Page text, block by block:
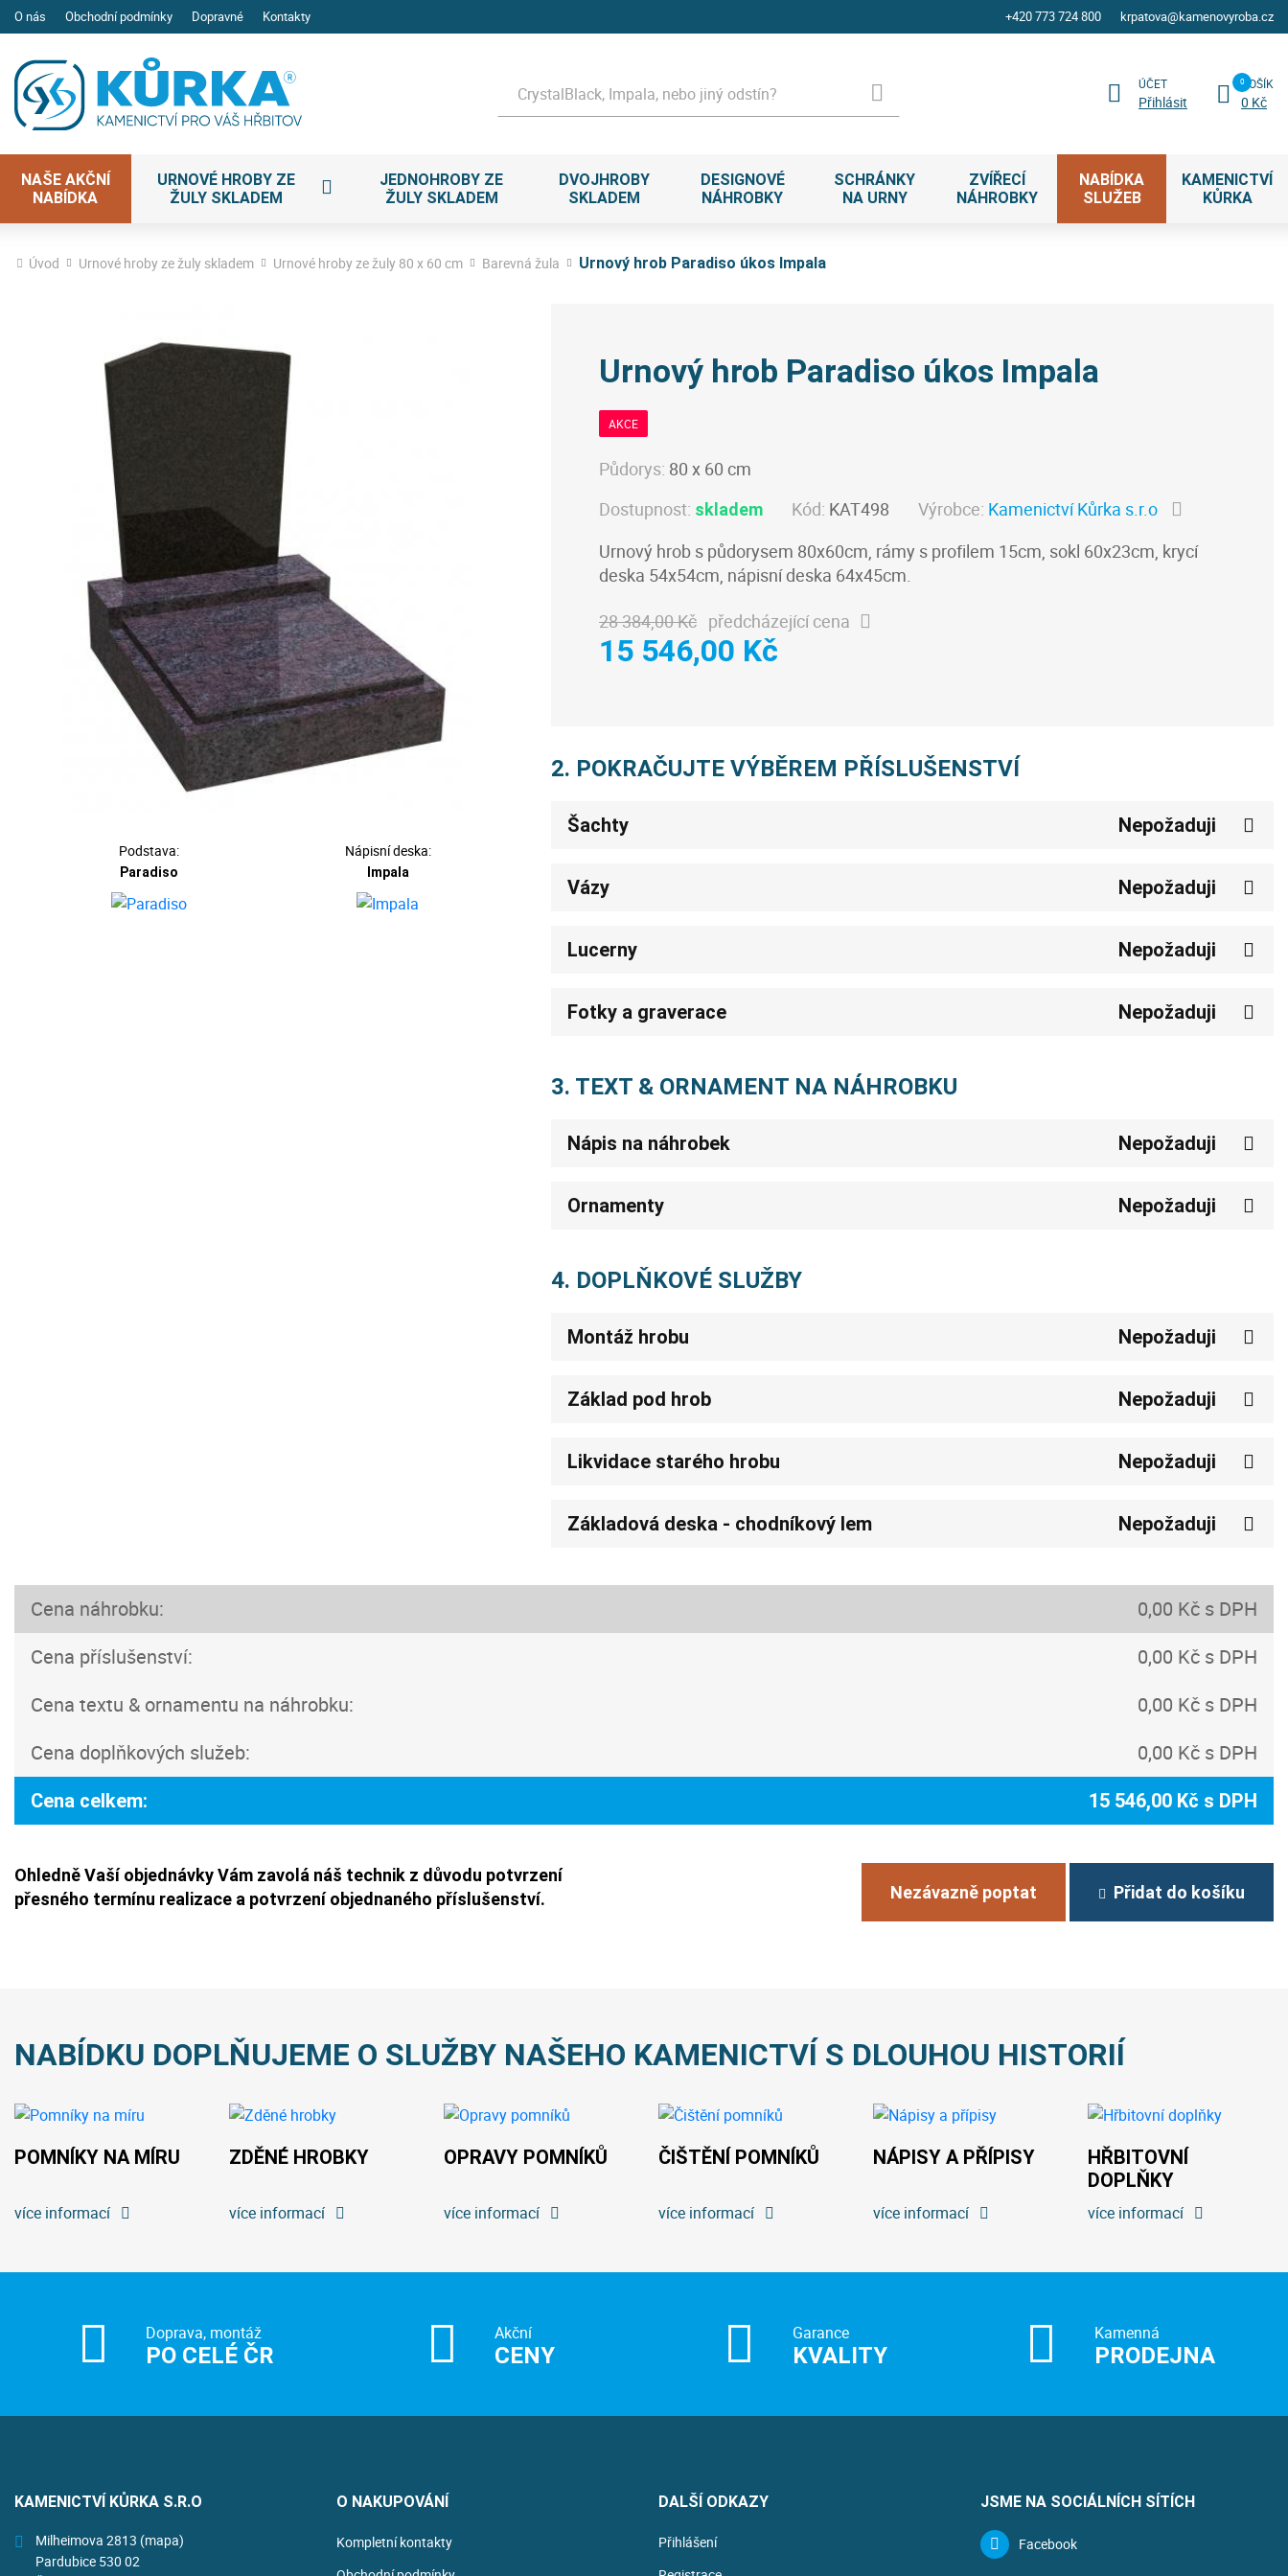
O nás Obchodní podmínky Dopravné Kontakty +420 773 724 800 krpatova@kamenovyroba.cz
ÚČET
Přihlásit
KOŠÍK
0 Kč
NAŠE AKČNÍ
NABÍDKA
URNOVÉ HROBY ZE
ŽULY SKLADEM
JEDNOHROBY ZE
ŽULY SKLADEM
DVOJHROBY
SKLADEM
DESIGNOVÉ
NÁHROBKY
SCHRÁNKY
NA URNY
ZVÍŘECÍ
NÁHROBKY
NABÍDKA
SLUŽEB
KAMENICTVÍ
KŮRKA
Úvod Urnové hroby ze žuly skladem Urnové hroby ze žuly 80 x 60 cm Barevná žula Urnový hrob Paradiso úkos Impala
Podstava:
Paradiso
Nápisní deska:
Impala
Urnový hrob Paradiso úkos Impala
AKCE
Půdorys: 80 x 60 cm
Dostupnost: skladem Kód: KAT498 Výrobce: Kamenictví Kůrka s.r.o
Urnový hrob s půdorysem 80x60cm, rámy s profilem 15cm, sokl 60x23cm, krycí
deska 54x54cm, nápisní deska 64x45cm.
28 384,00 Kč předcházející cena
15 546,00 Kč
2. POKRAČUJTE VÝBĚREM PŘÍSLUŠENSTVÍ
Šachty Nepožaduji
Vázy Nepožaduji
Lucerny Nepožaduji
Fotky a graverace Nepožaduji
3. TEXT & ORNAMENT NA NÁHROBKU
Nápis na náhrobek Nepožaduji
Ornamenty Nepožaduji
4. DOPLŇKOVÉ SLUŽBY
Montáž hrobu Nepožaduji
Základ pod hrob Nepožaduji
Likvidace starého hrobu Nepožaduji
Základová deska - chodníkový lem Nepožaduji
Cena náhrobku:
0,00 Kč s DPH
Cena příslušenství:
0,00 Kč s DPH
Cena textu & ornamentu na náhrobku:
0,00 Kč s DPH
Cena doplňkových služeb:
0,00 Kč s DPH
Cena celkem: 15 546,00 Kč s DPH
Ohledně Vaší objednávky Vám zavolá náš technik z důvodu potvrzení
přesného termínu realizace a potvrzení objednaného příslušenství.
Nezávazně poptat Přidat do košíku
NABÍDKU DOPLŇUJEME O SLUŽBY NAŠEHO KAMENICTVÍ S DLOUHOU HISTORIÍ
POMNÍKY NA MÍRU
více informací
ZDĚNÉ HROBKY
více informací
OPRAVY POMNÍKŮ
více informací
ČIŠTĚNÍ POMNÍKŮ
více informací
NÁPISY A PŘÍPISY
více informací
HŘBITOVNÍ
DOPLŇKY
více informací
Doprava, montáž
PO CELÉ ČR
Akční
CENY
Garance
KVALITY
Kamenná
PRODEJNA
KAMENICTVÍ KŮRKA S.R.O
Milheimova 2813 (mapa)
Pardubice 530 02
O NAKUPOVÁNÍ
Kompletní kontakty
DALŠÍ ODKAZY
Přihlášení
JSME NA SOCIÁLNÍCH SÍTÍCH
Facebook